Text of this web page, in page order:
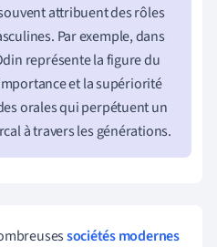
attribuent des rôles
Par exemple, dans
représente la figure du
et la supériorité
orales qui perpétuent un
à travers les générations.
sociétés modernes